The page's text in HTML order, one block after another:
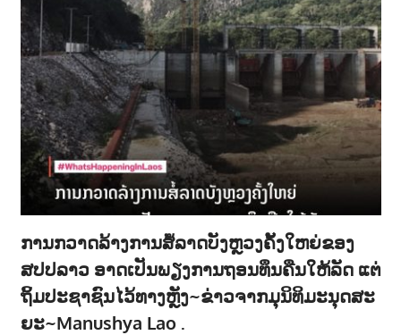
ການກວາດລ້າງການສໍ້ລາດບັງຫຼວງຄັ້ງໃຫຍ່ຂອງ
ສປປລາວ ອາດເປັນພຽງການຖອນທຶນຄືນໃຫ້ລັດ ແຕ່
ຖິ້ມປະຊາຊົນໄວ້ທາງຫຼັງ~ຂ່າວຈາກມຸນິທິມະນຸດສະ
ຍະ~Manushya Lao .